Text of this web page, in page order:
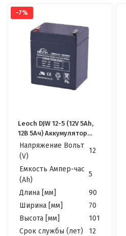
-7%
Leoch DJW 12-5 (12V 5Ah,
12В 5Ач) Аккумулятор
Леоч
Напряжение Вольт
(V)
12
Емкость Ампер-час
(Ah)
5
Длина [мм]
90
Ширина [мм]
70
Высота [мм]
101
Cрок службы (лет)
12